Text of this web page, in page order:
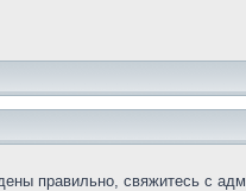
правильно, свяжитесь с